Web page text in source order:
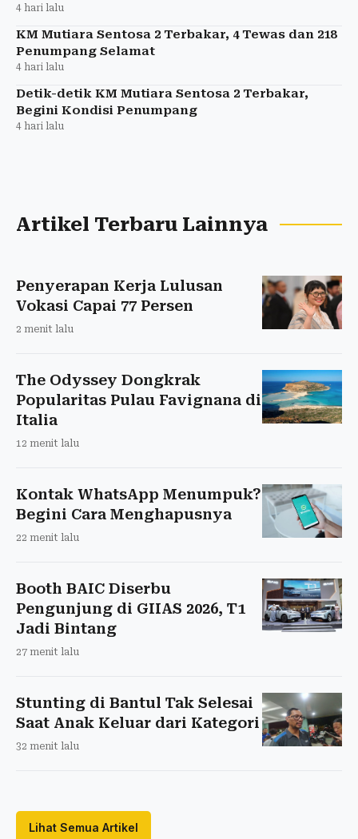
4 hari lalu
KM Mutiara Sentosa 2 Terbakar, 4 Tewas dan 218
Penumpang Selamat
4 hari lalu
Detik-detik KM Mutiara Sentosa 2 Terbakar,
Begini Kondisi Penumpang
4 hari lalu
Artikel Terbaru Lainnya
Penyerapan Kerja Lulusan
Vokasi Capai 77 Persen
2 menit lalu
The Odyssey Dongkrak
Popularitas Pulau Favignana di
Italia
12 menit lalu
Kontak WhatsApp Menumpuk?
Begini Cara Menghapusnya
22 menit lalu
Booth BAIC Diserbu
Pengunjung di GIIAS 2026, T1
Jadi Bintang
27 menit lalu
Stunting di Bantul Tak Selesai
Saat Anak Keluar dari Kategori
32 menit lalu
Lihat Semua Artikel